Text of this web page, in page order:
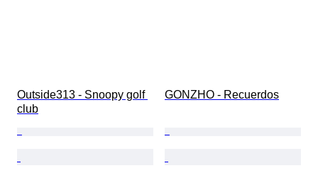
Outside313 - Snoopy golf
club
GONZHO - Recuerdos